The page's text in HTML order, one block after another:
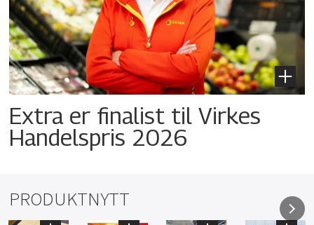
Extra er finalist til Virkes
Handelspris 2026
PRODUKTNYTT